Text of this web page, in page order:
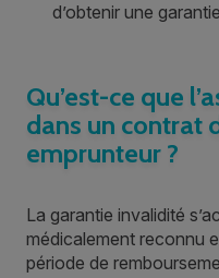
d’obtenir une
Qu’est-ce que
dans un contrat
emprunteur ?
La garantie invalidité
médicalement reconnu
période de